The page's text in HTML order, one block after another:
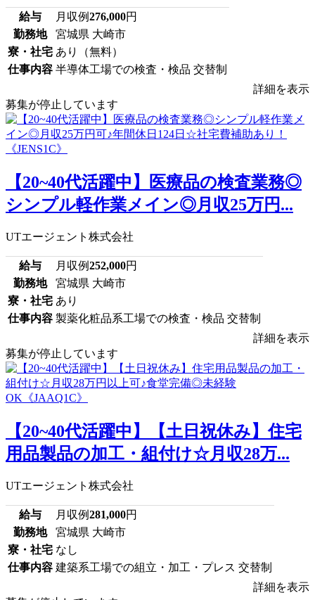
給与 月収例276,000円
勤務地
宮城県 大崎市
寮・社宅 あり（無料）
仕事内容 半導体工場での検査・検品 交替制
詳細を表示
募集が停止しています
【20~40代活躍中】医療品の検査業務◎
シンプル軽作業メイン◎月収25万円...
UTエージェント株式会社
給与 月収例252,000円
勤務地
宮城県 大崎市
寮・社宅 あり
仕事内容 製薬化粧品系工場での検査・検品 交替制
詳細を表示
募集が停止しています
【20~40代活躍中】【土日祝休み】住宅
用品製品の加工・組付け☆月収28万...
UTエージェント株式会社
給与 月収例281,000円
勤務地
宮城県 大崎市
寮・社宅 なし
仕事内容 建築系工場での組立・加工・プレス 交替制
詳細を表示